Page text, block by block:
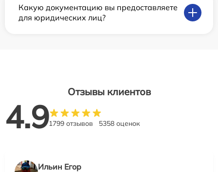
Какую документацию вы предоставляете
для юридических лиц?
Отзывы клиентов
4.91799 отзывов 5358 оценок
Ильин Егор